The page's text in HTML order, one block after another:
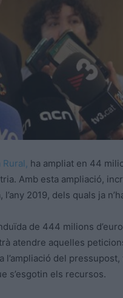
ha ampliat en 44
Amb esta ampliació,
2019, dels quals ja
de 444 milions
atendre aquelles
l’ampliació del pressupost,
s’esgotin els recursos.